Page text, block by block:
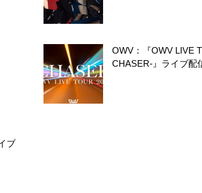
OWV：『OWV LIVE
CHASER-』ライブ配
ブ